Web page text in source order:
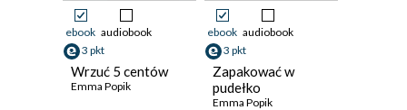
ebook audiobook
3 pkt
Wrzuć 5 centów
Emma Popik
ebook audiobook
3 pkt
Zapakować w
pudełko
Emma Popik